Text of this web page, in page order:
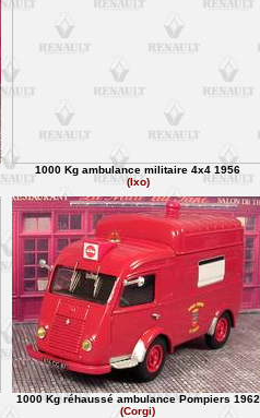
1000 Kg ambulance militaire 4x4 1956
(Ixo)
1000 Kg réhaussé ambulance Pompiers 1962
(Corgi)